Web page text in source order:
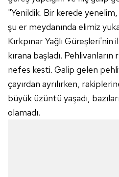
"Yenildik. Bir kerede
şu er meydanında elimiz
Kırkpınar Yağlı
kırana başladı.
nefes kesti. Galip gelen
çayırdan ayrılırken,
büyük üzüntü yaşadı,
olamadı.